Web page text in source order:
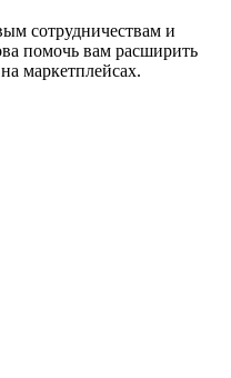
сотрудничествам и
помочь вам расширить
маркетплейсах.